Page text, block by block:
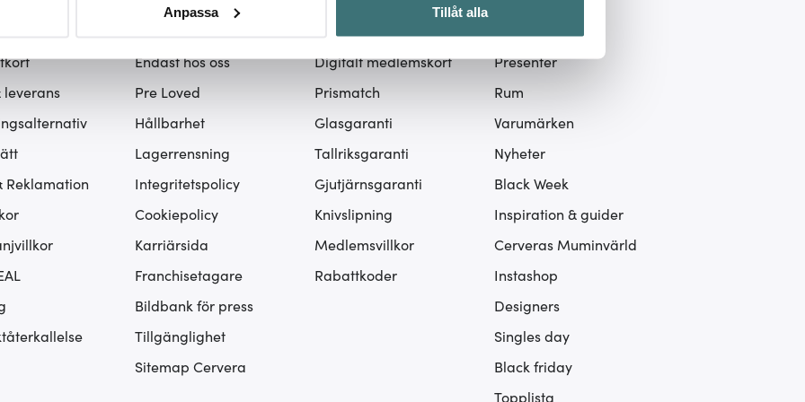
när som helst från cookie-förklaringen.
och annonserna ska anpassas efter det som vi tror att du tycker om. Det gör också
göra hemsidan ännu bättre. Du bestämmer själv vilka cookies som du vill dela med dig
Anpassa Tillåt alla
leverans
Reklamation
Endast hos oss
Pre Loved
Hållbarhet
Lagerrensning
Integritetspolicy
Cookiepolicy
Karriärsida
Franchisetagare
Bildbank för press
Tillgänglighet
Sitemap Cervera
Bli medlem / Logga in
Digitalt medlemskort
Prismatch
Glasgaranti
Tallriksgaranti
Gjutjärnsgaranti
Knivslipning
Medlemsvillkor
Rabattkoder
Presenter
Rum
Varumärken
Nyheter
Black Week
Inspiration & guider
Cerveras Muminvärld
Instashop
Designers
Singles day
Black friday
Topplista